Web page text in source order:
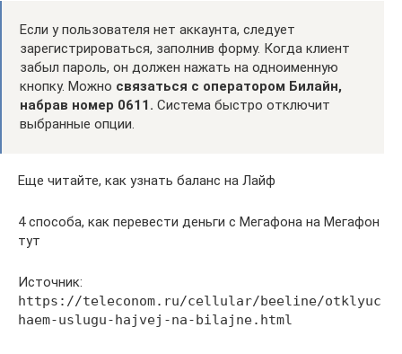
Если у пользователя нет аккаунта, следует
зарегистрироваться, заполнив форму. Когда клиент
забыл пароль, он должен нажать на одноименную
кнопку. Можно связаться с оператором Билайн,
набрав номер 0611. Система быстро отключит
выбранные опции.
Еще читайте, как узнать баланс на Лайф
4 способа, как перевести деньги с Мегафона на Мегафон
тут
Источник:
https://teleconom.ru/cellular/beeline/otklyuc
haem-uslugu-hajvej-na-bilajne.html